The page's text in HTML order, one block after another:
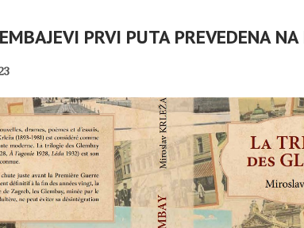
PRVI PUTA PREVEDENA
RH
02/08/2026
SRDOC: TKO
MIROVINE IZ DRUGOG
STUPA SU NEISPLATIVE?
PANOPTICUM 31/07/2026
U OMIŠLJU OTVORENA